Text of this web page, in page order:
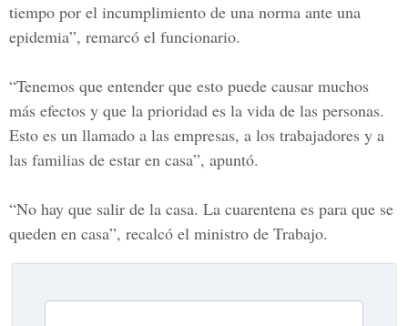
tiempo por el incumplimiento de una norma ante una
epidemia”, remarcó el funcionario.
“Tenemos que entender que esto puede causar muchos
más efectos y que la prioridad es la vida de las personas.
Esto es un llamado a las empresas, a los trabajadores y a
las familias de estar en casa”, apuntó.
“No hay que salir de la casa. La cuarentena es para que se
queden en casa”, recalcó el ministro de Trabajo.